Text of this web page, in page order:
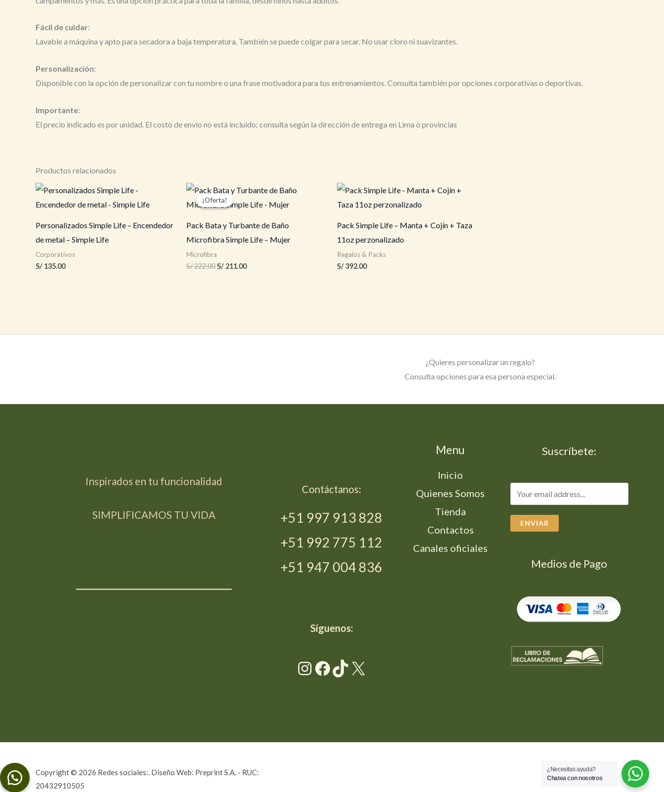
Fácil de cuidar:
Lavable a máquina y apto para secadora a baja temperatura. También se puede colgar para secar. No usar cloro ni suavizantes.
Personalización:
Disponible con la opción de personalizar con tu nombre o una frase motivadora para tus entrenamientos. Consulta también por opciones corporativas o deportivas.
Importante:
El precio indicado es por unidad. El costo de envío no está incluido; consulta según la dirección de entrega en Lima o provincias
Productos relacionados
Personalizados Simple Life – Encendedor
de metal – Simple Life
Corporativos
S/ 135.00
¡Oferta!
¡Oferta!
Pack Bata y Turbante de Baño
Microfibra Simple Life – Mujer
Microfibra
S/222.00 El
S/ 211.00El
Pack Simple Life – Manta + Cojín + Taza
11oz perzonalizado
Regalos & Packs
S/392.00
¿Quieres personalizar un regalo?
Consulta opciones para esa persona especial.
Inspirados en tu funcionalidad
SIMPLIFICAMOS TU VIDA
Contáctanos:
+51 997 913 828
+51 992 775 112
+51 947 004 836
Síguenos:
Instagram
Facebook
TikTok
X
Menu
Inicio
Quienes Somos
Tienda
Contactos
Canales oficiales
Suscríbete:
ENVIAR
Medios de Pago
Copyright © 2026 Redes sociales:. Diseño Web: Preprint S.A. - RUC:
20432910505
¿Necesitas ayuda?
Chatea con nosotros